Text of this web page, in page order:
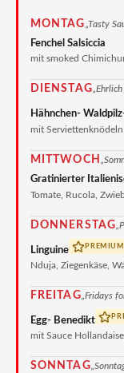
MONTAG „Tasty
Fenchel Salsiccia
mit smoked
DIENSTAG
Hähnchen-
mit Serviettenknödeln
MITTWOCH
Gratinierter
Tomate, Rucola,
DONNERSTAG
Linguine PREMIUM
Nduja, Ziegenkäse,
FREITAG „Fridays
Egg- Benedikt
mit Sauce
SONNTAG